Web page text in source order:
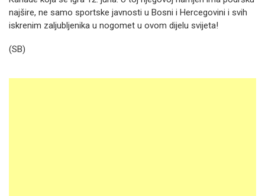
najšire, ne samo sportske javnosti u Bosni i Hercegovini i svih
iskrenim zaljubljenika u nogomet u ovom dijelu svijeta!
(SB)